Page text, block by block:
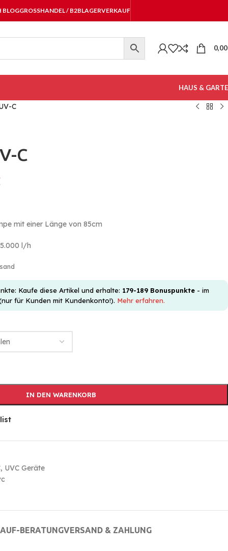
BLOGGROSSHANDEL / B2B LAGERVERKAUF
HAUS &
C
C
mit einer Länge von 85cm
l/h
Kaufe diese Artikel und erhalte: 179-189 Bonuspunkte - im
für Kunden mit Kundenkonto!). Mehr erfahren.
IN DEN WARENKORB
, UVC Geräte
BERATUNGVERSAND & ZAHLUNG